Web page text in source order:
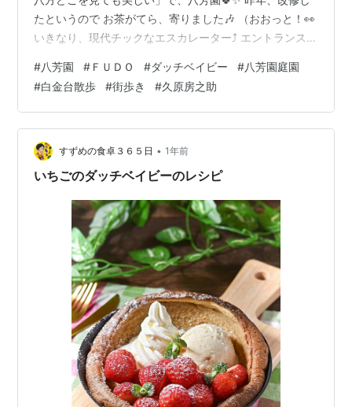
たというので お茶がてら、寄りました🎶 （おおっと！👀
いきなり、現代チックなエスカレーター⤴ エントランス
ます♳） でも、八芳園といえば、すばらしいのはお庭な
ので、 お茶する前に、日本庭園を見ていきます。 こちら
は、以前と変わらず、やはりすばらしく・・ それこそ、
大久保彦左衛門の屋敷だったころからありそうな大きな
木🌳 さらに、くはらふさのすけ（実業家・久原房之助）
による 外国人ＶＩＰ接待のた…
#八芳園 # ＦＵＤＯ #ダッチベイビー #八芳園庭園
#白金台散歩 #街歩き #久原房之助
すずめの食卓３６５日 • 1年前
いちごのダッチベイビーのレシピ